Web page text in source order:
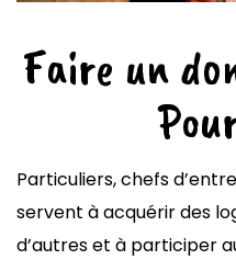
Faire un
Particuliers, chefs
servent à acquérir des
d’autres et à participer